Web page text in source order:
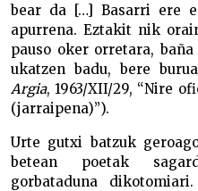
bear da […] Basarri ere
apurrena. Eztakit nik
pauso oker orretara,
ukatzen badu, bere
Argia, 1963/XII/29, “Nire
(jarraipena)”).
Urte gutxi batzuk
betean poetak
gorbataduna